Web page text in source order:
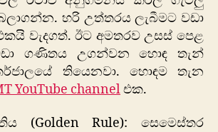
හරි උත්තරය ලැබීමට වඩා
වැදගත්. ඊට අමතරව උසස් පෙළ
ගණිතය උගන්වන හොඳ තැන්
තියෙනවා. හොඳම තැන
YouTube channelඑක.
(Golden Rule): සෙමෙස්තර